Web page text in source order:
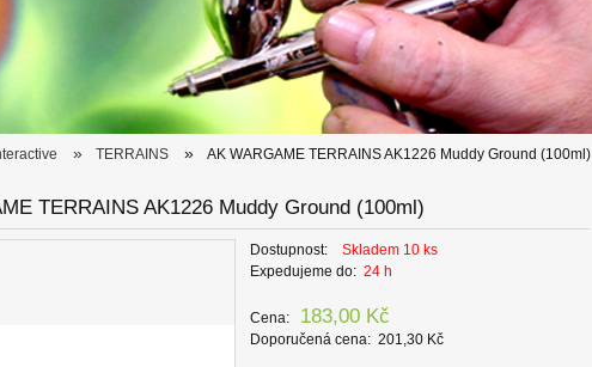
» TERRAINS » AK WARGAME TERRAINS AK1226 Muddy Ground (100ml)
TERRAINS AK1226 Muddy Ground (100ml)
Dostupnost:
Skladem 10 ks
Expedujeme do: 24 h
Cena: 183,00 Kč
Doporučená cena: 201,30 Kč